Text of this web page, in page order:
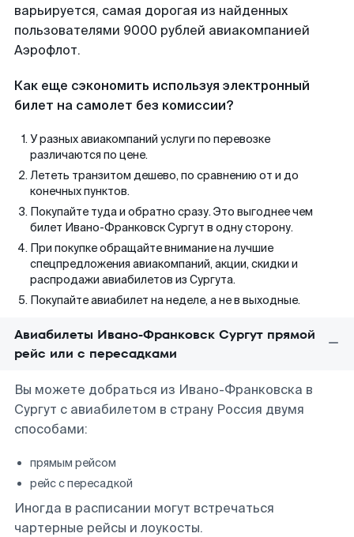
варьируется, самая дорогая из найденных
пользователями 9000 рублей авиакомпанией
Аэрофлот.
Как еще сэкономить используя электронный
билет на самолет без комиссии?
У разных авиакомпаний услуги по перевозке
различаются по цене.
Лететь транзитом дешево, по сравнению от и до
конечных пунктов.
Покупайте туда и обратно сразу. Это выгоднее чем
билет Ивано-Франковск Сургут в одну сторону.
При покупке обращайте внимание на лучшие
спецпредложения авиакомпаний, акции, скидки и
распродажи авиабилетов из Сургута.
Покупайте авиабилет на неделе, а не в выходные.
Авиабилеты Ивано-Франковск Сургут прямой
рейс или с пересадками
Вы можете добраться из Ивано-Франковска в
Сургут с авиабилетом в страну Россия двумя
способами:
прямым рейсом
рейс с пересадкой
Иногда в расписании могут встречаться
чартерные рейсы и лоукосты.